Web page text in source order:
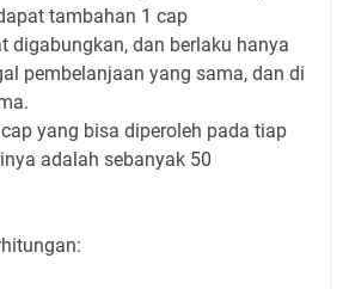
tambahan 1 cap
digabungkan, dan berlaku hanya
pembelanjaan yang sama, dan di
yang bisa diperoleh pada tiap
adalah sebanyak 50